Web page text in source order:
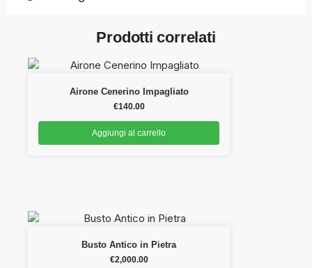
Prodotti correlati
Airone Cenerino Impagliato
€140.00
Aggiungi al carrello
Busto Antico in Pietra
€2,000.00